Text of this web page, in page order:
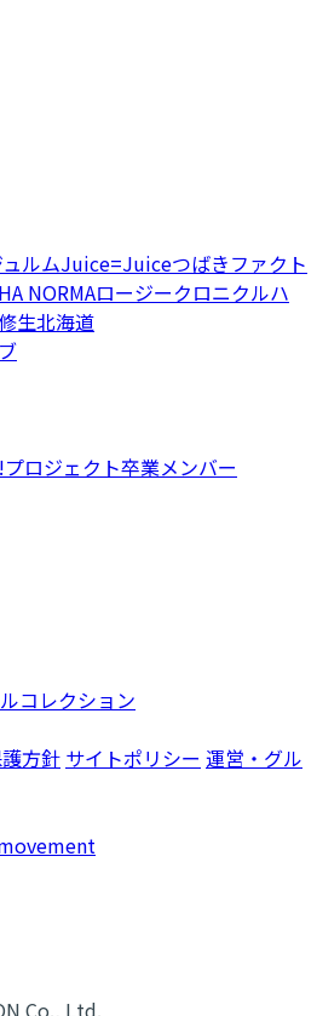
ルムJuice=Juiceつばきファクト
NORMAロージークロニクルハ
生北海道
ロジェクト卒業メンバー
コレクション
方針 サイトポリシー 運営・グル
Co., Ltd.